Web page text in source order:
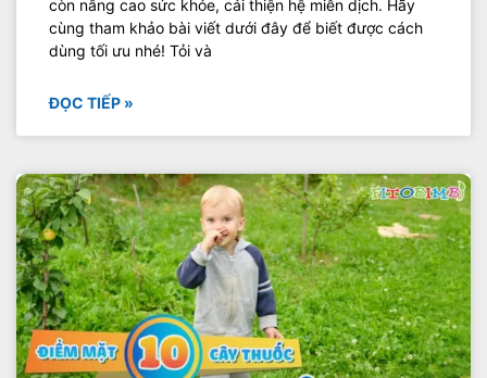
còn nâng cao sức khỏe, cải thiện hệ miễn dịch. Hãy
cùng tham khảo bài viết dưới đây để biết được cách
dùng tối ưu nhé! Tỏi và
ĐỌC TIẾP »